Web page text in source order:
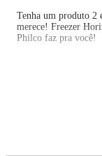
Tenha um produto 2
merece! Freezer
Philco faz pra você!
• Sistema de